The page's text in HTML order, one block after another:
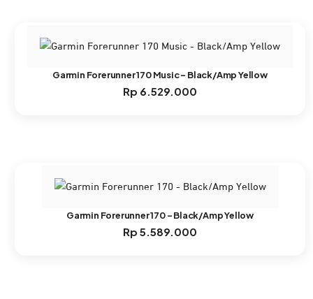
Garmin Forerunner 170 Music – Black/Amp Yellow
Rp 6.529.000
Garmin Forerunner 170 – Black/Amp Yellow
Rp 5.589.000